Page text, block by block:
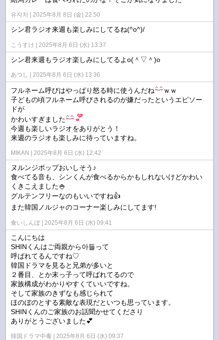
유자차 2025年8月 8日 (金) 22:50
シン君ラジオ来週も楽しみにしてるね(^o^)/
こうすけ 2025年8月 6日 (水) 13:37
シン君来週もラジオ楽しみにしてるよo(＾▽＾)o
あつし 2025年8月 6日 (水) 13:36
フルネーム呼びはやっぱり怒る時に使うんだね
ｗｗ
子どもの頃フルネーム呼びされるのが嫌だったというエピソー
ドが
かわいすぎました
今週も楽しいラジオをありがとう！
来週のラジオも楽しみに待っていますね。
MIKAN 2025年8月 6日 (水) 12:42
ヌルンジポップおいしそう♪
食べてる音も、シンくんが食べるからかもしれないけどかわい
くきこえました🍚
グルテンフリーなのもいいですね👍
また韓国ノルジャのコーナー楽しみにしてます!
食いしんぼ 2025年8月 6日 (水) 09:41
こんにちは
SHINくんはご両親から아들って
呼ばれてるんですね♡
韓国ドラマを見ると兄弟が多いと
２番目、とか末っ子って呼ばれてるので
家族構成がわかりやすくていいですね。
そして家族のきずなも感じられて
ほのぼのとする素敵な表現だといつも思っています。
SHINくんのご家族のお話聞かせてくださり
ありがとうございました💕
韓国ドラマ中毒 2025年8月 6日 (水) 09:37